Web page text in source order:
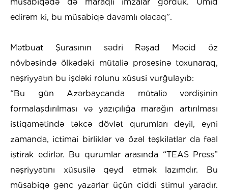
müsabiqədə də maraqlı imzalar gördük. Ümid
edirəm ki, bu müsabiqə davamlı olacaq”.
​Mətbuat Şurasının sədri Rəşad Məcid öz
növbəsində ölkədəki mütaliə prosesinə toxunaraq,
nəşriyyatın bu işdəki rolunu xüsusi vurğulayıb:
​“Bu gün Azərbaycanda mütaliə vərdişinin
formalaşdırılması və yazıçılığa marağın artırılması
istiqamətində təkcə dövlət qurumları deyil, eyni
zamanda, ictimai birliklər və özəl təşkilatlar da fəal
iştirak edirlər. Bu qurumlar arasında “TEAS Press”
nəşriyyatını xüsusilə qeyd etmək lazımdır. Bu
müsabiqə gənc yazarlar üçün ciddi stimul yaradır.